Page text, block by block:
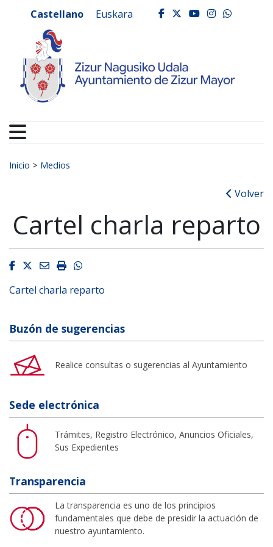
Ayuntamiento de
Castellano Euskara facebook
twitter
youtube
Buscar:
Inicio > Medios
Volver
Cartel charla reparto
Facebook
Twitter
EmailImprimirWhatsapp
Cartel charla reparto
Buzón de sugerencias
Realice consultas o sugerencias al Ayuntamiento
Sede electrónica
Trámites, Registro Electrónico, Anuncios Oficiales,
Sus Expedientes
Transparencia
La transparencia es uno de los principios
fundamentales que debe de presidir la actuación de
nuestro ayuntamiento.